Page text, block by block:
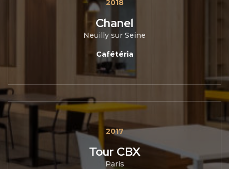
2018
Chanel
Neuilly sur Seine
Cafétéria
2017
Tour CBX
Paris